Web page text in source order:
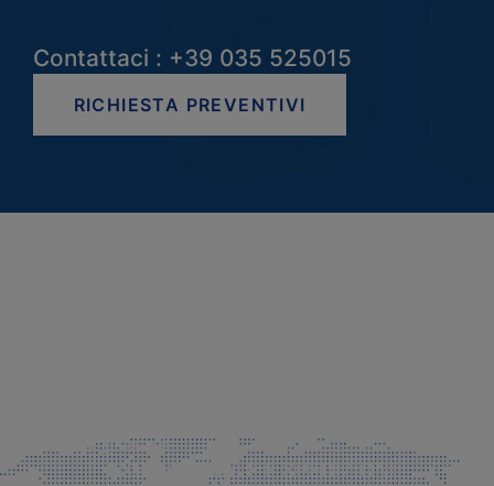
Contattaci : +39 035 525015
RICHIESTA PREVENTIVI
info@faeg.it
COMMERCIALE E SPEDIZIONI